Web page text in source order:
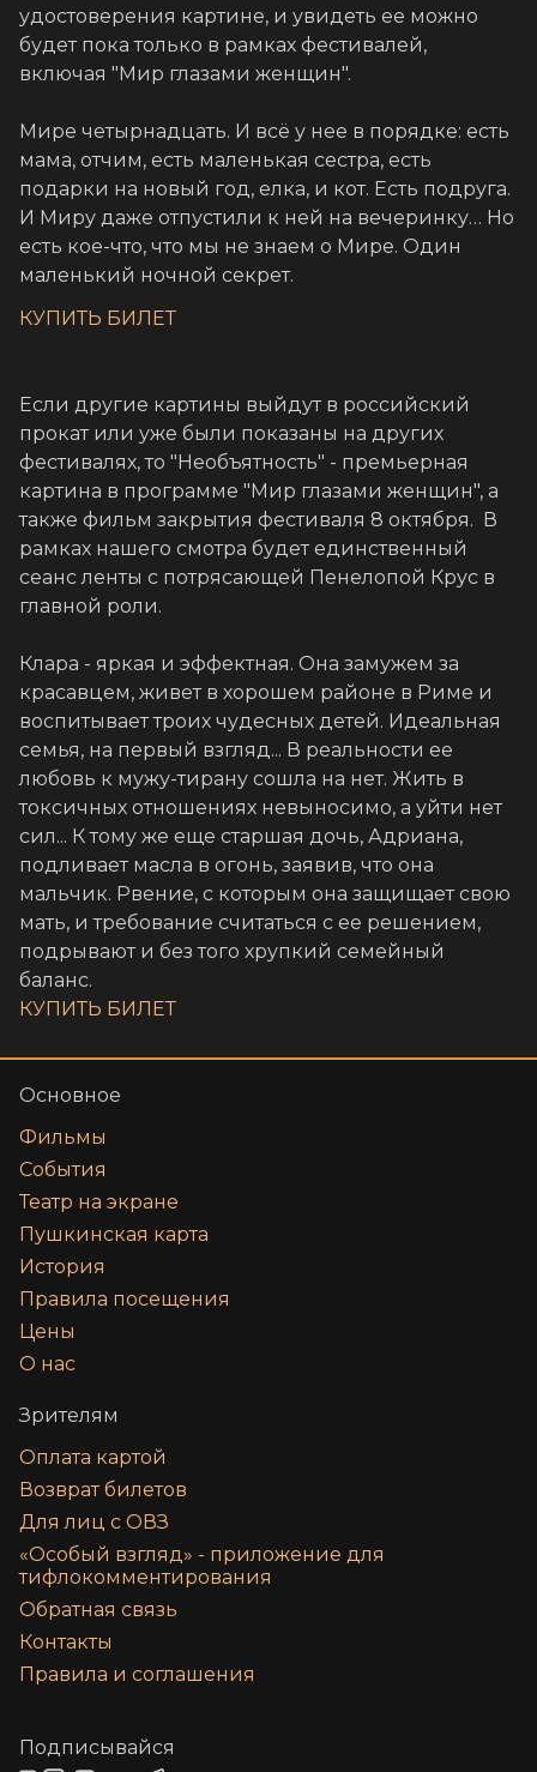
удостоверения картине, и увидеть ее можно
будет пока только в рамках фестивалей,
включая "Мир глазами женщин".
Мире четырнадцать. И всё у нее в порядке: есть
мама, отчим, есть маленькая сестра, есть
подарки на новый год, елка, и кот. Есть подруга.
И Миру даже отпустили к ней на вечеринку… Но
есть кое-что, что мы не знаем о Мире. Один
маленький ночной секрет.
КУПИТЬ БИЛЕТ
Если другие картины выйдут в российский
прокат или уже были показаны на других
фестивалях, то "Необъятность" - премьерная
картина в программе "Мир глазами женщин", а
также фильм закрытия фестиваля 8 октября. В
рамках нашего смотра будет единственный
сеанс ленты с потрясающей Пенелопой Крус в
главной роли.
Клара - яркая и эффектная. Она замужем за
красавцем, живет в хорошем районе в Риме и
воспитывает троих чудесных детей. Идеальная
семья, на первый взгляд... В реальности ее
любовь к мужу-тирану сошла на нет. Жить в
токсичных отношениях невыносимо, а уйти нет
сил... К тому же еще старшая дочь, Адриана,
подливает масла в огонь, заявив, что она
мальчик. Рвение, с которым она защищает свою
мать, и требование считаться с ее решением,
подрывают и без того хрупкий семейный
баланс.
КУПИТЬ БИЛЕТ
Основное
Фильмы
События
Театр на экране
Пушкинская карта
История
Правила посещения
Цены
О нас
Зрителям
Оплата картой
Возврат билетов
Для лиц с ОВЗ
«‎Особый взгляд» - приложение для
тифлокомментирования
Обратная связь
Контакты
Правила и соглашения
Подписывайся